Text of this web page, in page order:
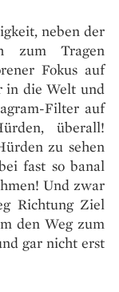
neben der
zum Tragen
Fokus auf
in die Welt und
Filter auf
überall!
zu sehen
fast so banal
Und zwar
Richtung Ziel
den Weg zum
gar nicht erst